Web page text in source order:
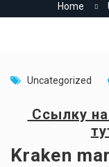
Home
Uncategorized
Ссылку на
Kraken